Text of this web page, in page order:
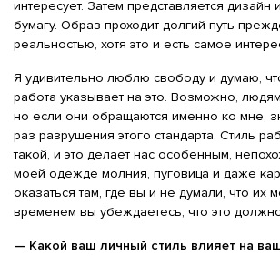
интересует. Затем представляется дизайн
бумагу. Образ проходит долгий путь
реальностью, хотя это и есть самое
Я удивительно люблю свободу и думаю,
работа указывает на это. Возможно,
но если они обращаются именно ко мне,
раз разрушения этого стандарта. Стиль
такой, и это делает нас особенным,
моей одежде молния, пуговица и даже
оказаться там, где вы и не думали, что их
временем вы убеждаетесь, что это
— Какой ваш личный стиль влияет на